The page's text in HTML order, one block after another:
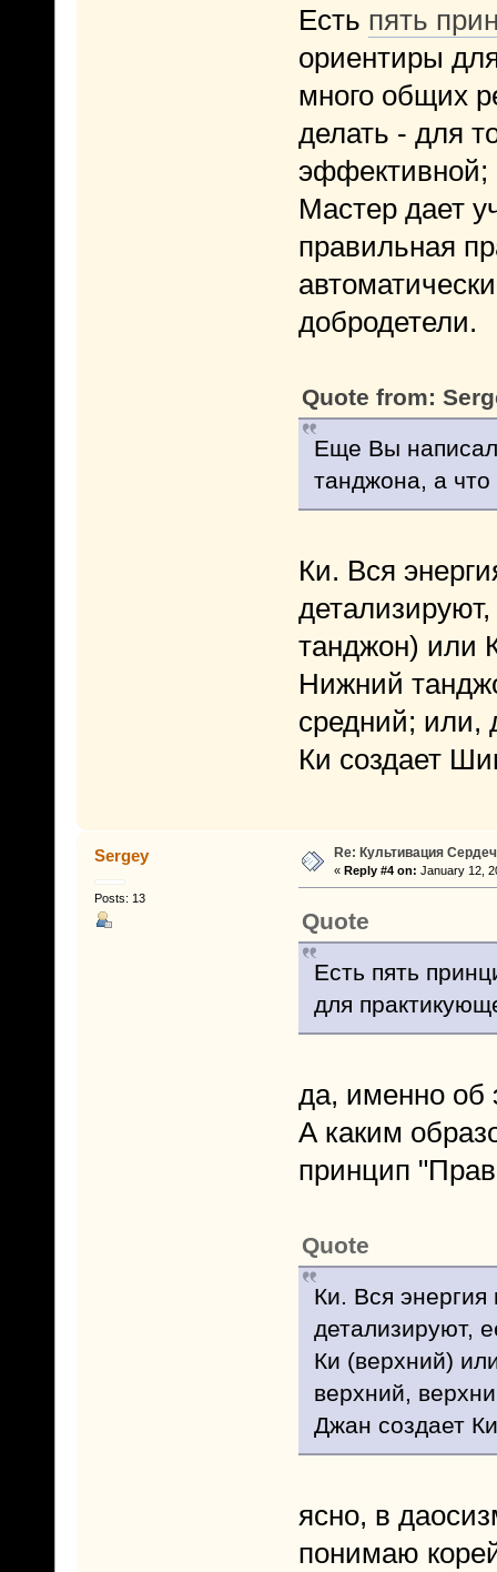
Есть пять
ориентиры
много общих
делать - для
эффективной;
Мастер дает
правильная
добродетели.
Quote from:
Еще Вы
танджона, а что
Ки. Вся
танджон) или
Нижний
средний; или,
Ки создает
Sergey
Posts: 13
Re: Культивация
« Reply #4 on: January 12,
Quote
Есть пять
для
да, именно об
А каким
принцип
Quote
Ки. Вся энергия
детализируют,
Ки (верхний)
верхний,
Джан создает
ясно, в
понимаю